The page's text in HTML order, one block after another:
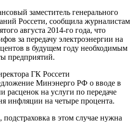
заместитель генерального
Россети, сообщила журналистам
августа 2014-го года, что
за передачу электроэнергии на
в будущем году необходимым
предприятий.
ГК Россети
Минэнерго РФ о вводе в
расценок на услуги по передаче
инфляции на четыре процента.
в этом случае нужна